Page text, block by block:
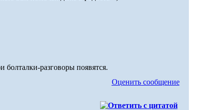
разговоры появятся.
Оценить сообщение